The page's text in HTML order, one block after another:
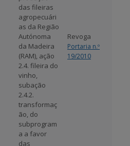
das fileiras
agropecuári
as da Região
Autónoma
da Madeira
(RAM), ação
2.4. fileira do
vinho,
subação
2.4.2.
transformaç
ão, do
subprogram
a a favor
das
Revoga
Portaria n.º
19/2010